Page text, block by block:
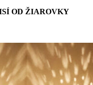
OD ŽIAROVKY